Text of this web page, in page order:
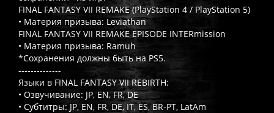
FINAL FANTASY VII REMAKE (PlayStation 4 / PlayStation 5)
• Материя призыва: Leviathan
FINAL FANTASY VII REMAKE EPISODE INTERmission
• Материя призыва: Ramuh
*Сохранения должны быть на PS5.
--------------
Языки в FINAL FANTASY VII REBIRTH:
• Озвучивание: JP, EN, FR, DE
• Субтитры: JP, EN, FR, DE, IT, ES, BR-PT, LatAm